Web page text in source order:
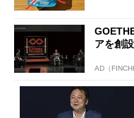
アを創設
AD（